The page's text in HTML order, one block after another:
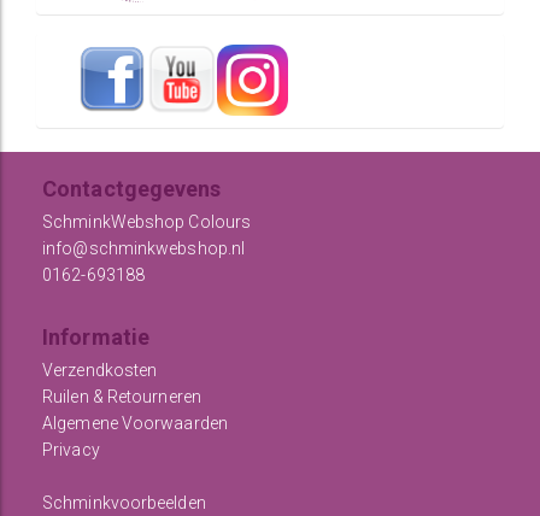
Contactgegevens
SchminkWebshop Colours
info@schminkwebshop.nl
0162-693188
Informatie
Verzendkosten
Ruilen & Retourneren
Algemene Voorwaarden
Privacy
Schminkvoorbeelden